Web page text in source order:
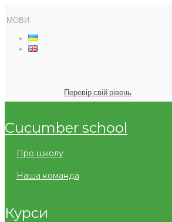
МОВИ
Перевір свій рівень
cucumber school
про школу
наша команда
курси